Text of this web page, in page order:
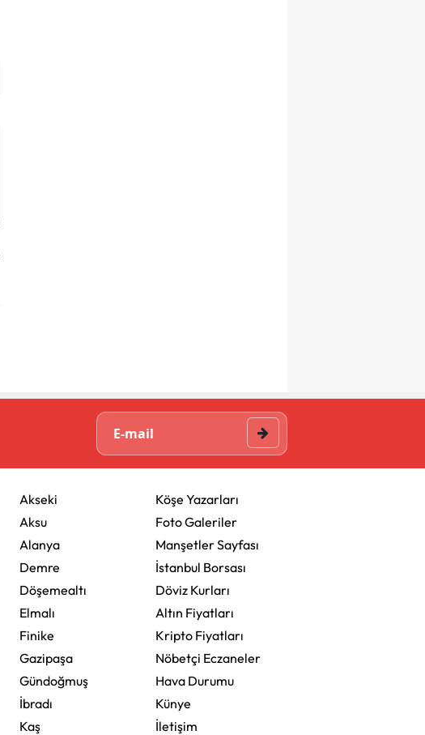
Akseki
Aksu
Alanya
Demre
Döşemealtı
Elmalı
Finike
Gazipaşa
Gündoğmuş
İbradı
Kaş
Köşe Yazarları
Foto Galeriler
Manşetler Sayfası
İstanbul Borsası
Döviz Kurları
Altın Fiyatları
Kripto Fiyatları
Nöbetçi Eczaneler
Hava Durumu
Künye
İletişim